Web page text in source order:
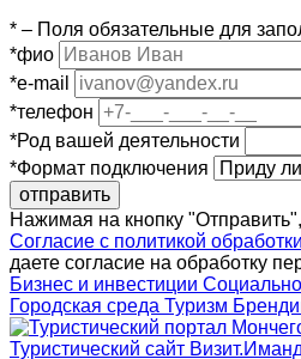
* – Поля обязательные для
*фио
*e-mail
*телефон
*Род вашей деятельности
*Формат подключения
отправить
Нажимая на кнопку
Согласие с политикой
даете согласие на обработку
Бизнес и инвестиции
Городская среда Туризм
Туристический сайт